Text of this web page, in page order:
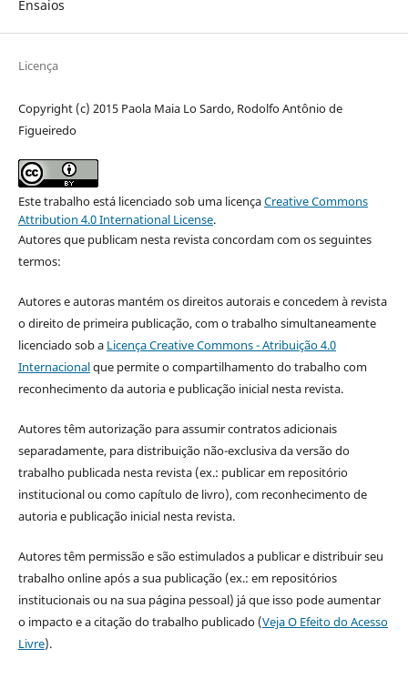
Ensaios
Licença
Copyright (c) 2015 Paola Maia Lo Sardo, Rodolfo Antônio de
Figueiredo
Este trabalho está licenciado sob uma licençaCreative Commons
Attribution 4.0 International License.
Autores que publicam nesta revista concordam com os seguintes
termos:
Autores e autoras mantém os direitos autorais e concedem à revista
o direito de primeira publicação, com o trabalho simultaneamente
licenciado sob a Licença Creative Commons - Atribuição 4.0
Internacionalque permite o compartilhamento do trabalho com
reconhecimento da autoria e publicação inicial nesta revista.
Autores têm autorização para assumir contratos adicionais
separadamente, para distribuição não-exclusiva da versão do
trabalho publicada nesta revista (ex.: publicar em repositório
institucional ou como capítulo de livro), com reconhecimento de
autoria e publicação inicial nesta revista.
Autores têm permissão e são estimulados a publicar e distribuir seu
trabalho online após a sua publicação (ex.: em repositórios
institucionais ou na sua página pessoal) já que isso pode aumentar
o impacto e a citação do trabalho publicado (Veja O Efeito do Acesso
Livre).